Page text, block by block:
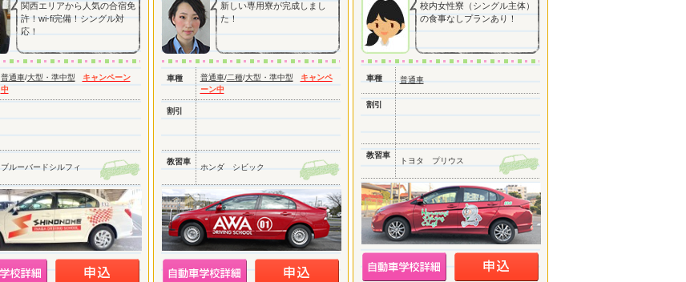
関西エリアから人気の合宿免
許！wi-fi完備！シングル対
応！
普通車/大型・準中型
キャンペーン
中
ブルーバードシルフィ
新しい専用寮が完成しまし
た！
車種 普通車/二種/大型・準中型
キャンペ
ーン中
割引
教習車
ホンダ シビック
校内女性寮（シングル主体）
の食事なしプランあり！
車種 普通車
割引
教習車
トヨタ プリウス